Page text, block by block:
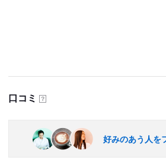
口コミ ？
好みのあう人を